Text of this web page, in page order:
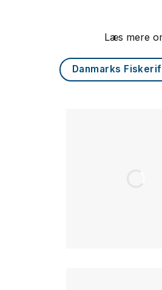
Læs mere
Danmarks